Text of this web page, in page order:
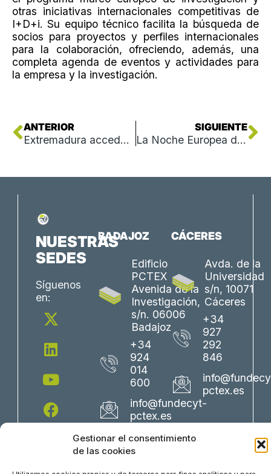
Gestionar el consentimiento
de las cookies
otras iniciativas internacionales competitivas de
I+D+i. Su equipo técnico facilita la búsqueda de
socios para proyectos y perfiles internacionales
para la colaboración, ofreciendo, además, una
completa agenda de eventos y actividades para
la empresa y la investigación.
ANTERIOR
Extremadura accede por primera vez a 1,5 millones de euros del programa de investigación científica más prestigioso de la Comisión Europea
SIGUIENTE
La Noche Europea de los Investigadores se celebra el 27 de septiembre
NUESTRAS
SEDES
Síguenos
en:
X
-
t
w
i
t
t
e
L
i
n
k
e
d
i
n
Y
o
u
t
u
b
e
F
a
c
e
b
o
o
k
I
n
s
t
a
g
r
a
BADAJOZ
Edificio
PCTEX
Avenida de la
Investigación,
s/n. 06006
Badajoz
+34
924
014
600
info@fundecyt-
pctex.es
CÁCERES
Avda. de la
Universidad
s/n, 10071
Cáceres
+34
927
292
846
pctex.es